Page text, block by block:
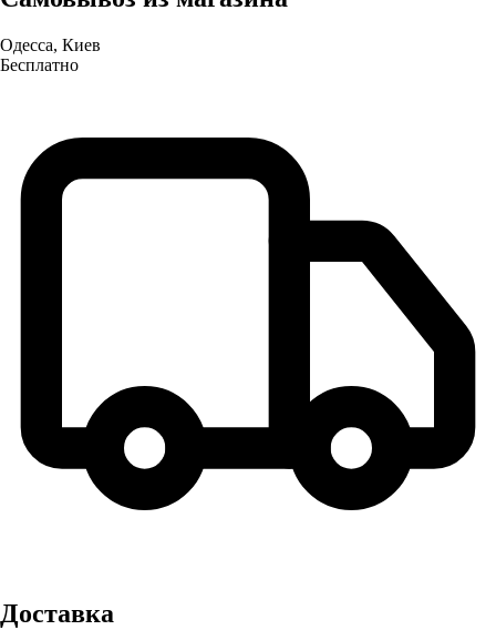
Одесса, Киев
Бесплатно
Доставка